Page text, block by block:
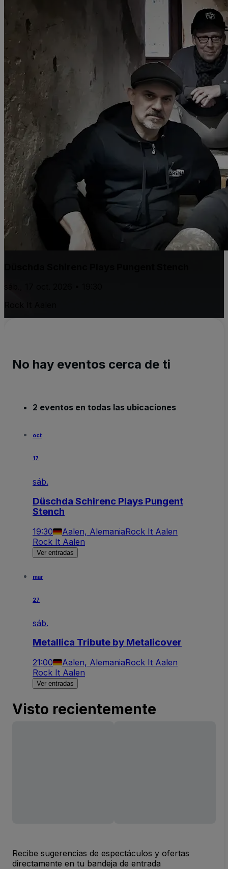
sáb., 17 oct. 2026 • 19:30
No hay eventos cerca de ti
2 eventos en todas las ubicaciones
oct
17
sáb.
Düschda Schirenc Plays Pungent
Stench
19:30 Aalen, AlemaniaRock It Aalen
Rock It Aalen
Ver entradas
mar
27
sáb.
Metallica Tribute by Metalicover
21:00 Aalen, AlemaniaRock It Aalen
Rock It Aalen
Ver entradas
Visto recientemente
Recibe sugerencias de espectáculos y ofertas
directamente en tu bandeja de entrada